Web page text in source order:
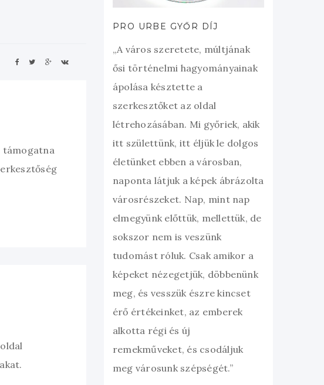
támogatna
PRO URBE GYŐR DÍJ
„A város szeretete, múltjának
ősi történelmi hagyományainak
ápolása késztette a
szerkesztőket az oldal
létrehozásában. Mi győriek, akik
itt születtünk, itt éljük le dolgos
életünket ebben a városban,
naponta látjuk a képek ábrázolta
városrészeket. Nap, mint nap
elmegyünk előttük, mellettük, de
sokszor nem is veszünk
tudomást róluk. Csak amikor a
képeket nézegetjük, döbbenünk
meg, és vesszük észre kincset
érő értékeinket, az emberek
alkotta régi és új
remekműveket, és csodáljuk
meg városunk szépségét.”